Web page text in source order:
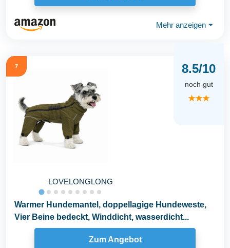
Mehr anzeigen ⏷
7
LOVELONGLONG
8.5/10
noch gut
★★★
Warmer Hundemantel, doppellagige Hundeweste,
Vier Beine bedeckt, Winddicht, wasserdicht...
Zum Angebot